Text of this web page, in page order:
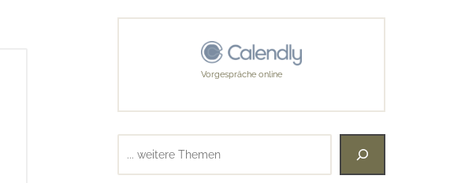
Vorgespräche online